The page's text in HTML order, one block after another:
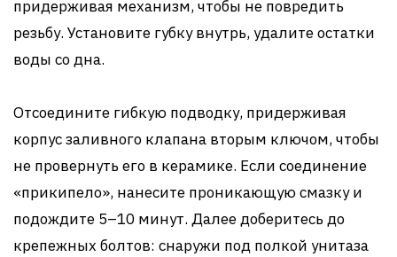
придерживая механизм, чтобы не повредить
резьбу. Установите губку внутрь, удалите остатки
воды со дна.
Отсоедините гибкую подводку, придерживая
корпус заливного клапана вторым ключом, чтобы
не провернуть его в керамике. Если соединение
«прикипело», нанесите проникающую смазку и
подождите 5–10 минут. Далее доберитесь до
крепежных болтов: снаружи под полкой унитаза